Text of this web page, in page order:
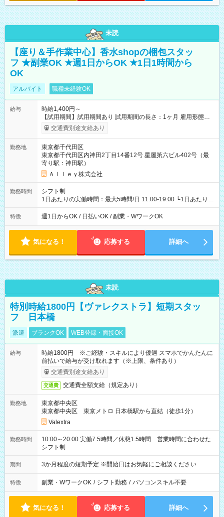
未読
【座り＆手作業中心】香水shopの梱包スタッ
フ ★副業OK ★週1日からOK ★1日1時間から
OK
アルバイト 職種未経験OK
給与
時給1,400円～
【試用期間】試用期間あり 試用期間の長さ：1ヶ月 雇用形態、
給与は本採用時と同じです。
交通費別途支給あり
勤務地
東京都千代田区
東京都千代田区内神田2丁目14番12号 星屋第六ビル402号（最
寄り駅：神田駅）
Ａｌｌｅｙ株式会社
勤務時間
シフト制
1日あたりの実働時間：最大5時間/日 11:00-19:00 └1日あたりの
実働時間：1-5時間 └上記の時間帯内であれば、いつでも勤務可
能！ └平日・土曜日の中で、お好きな曜日でご勤務いただけま
18:00 などのように、自由な働き方が可能なお仕事です！
特徴 週1日からOK / 日払いOK / 副業・WワークOK
気になる！ 応募する 詳細へ
未読
特別時給1800円【ヴァレクストラ】短期スタッ
フ 日本橋
派遣 ブランクOK WEB登録・面接OK
給与
時給1800円 ※ご経験・スキルにより優遇 スマホでかんたんに
前払いで給与が受け取れます（※上限、条件あり）
交通費別途支給あり
交通費 交通費全額支給（規定あり）
勤務地
東京都中央区
東京都中央区 東京メトロ 日本橋駅から直結（徒歩1分）
Valextra
勤務時間
10:00～20:00 実働7.5時間／休憩1.5時間 営業時間に合わせた
シフト制
期間 3か月程度の短期予定 ※開始日はお気軽にご相談ください
特徴 副業・WワークOK / シフト勤務 / パソコンスキル不要
気になる！ 応募する 詳細へ